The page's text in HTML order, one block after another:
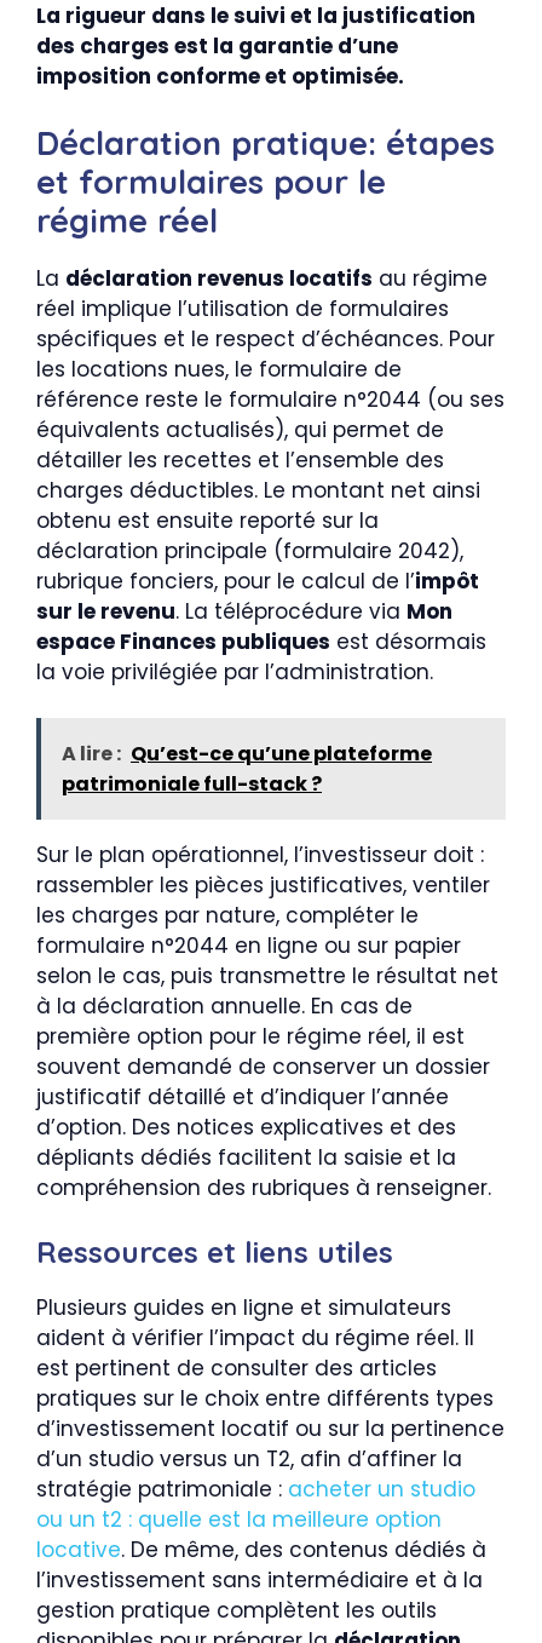
La rigueur dans le suivi et la justification
des charges est la garantie d’une
imposition conforme et optimisée.
Déclaration pratique: étapes
et formulaires pour le
régime réel
La déclaration revenus locatifs au régime
réel implique l’utilisation de formulaires
spécifiques et le respect d’échéances. Pour
les locations nues, le formulaire de
référence reste le formulaire n°2044 (ou ses
équivalents actualisés), qui permet de
détailler les recettes et l’ensemble des
charges déductibles. Le montant net ainsi
obtenu est ensuite reporté sur la
déclaration principale (formulaire 2042),
rubrique fonciers, pour le calcul de l’impôt
sur le revenu. La téléprocédure via Mon
espace Finances publiques est désormais
la voie privilégiée par l’administration.
A lire : Qu’est-ce qu’une plateforme
patrimoniale full-stack ?
Sur le plan opérationnel, l’investisseur doit :
rassembler les pièces justificatives, ventiler
les charges par nature, compléter le
formulaire n°2044 en ligne ou sur papier
selon le cas, puis transmettre le résultat net
à la déclaration annuelle. En cas de
première option pour le régime réel, il est
souvent demandé de conserver un dossier
justificatif détaillé et d’indiquer l’année
d’option. Des notices explicatives et des
dépliants dédiés facilitent la saisie et la
compréhension des rubriques à renseigner.
Ressources et liens utiles
Plusieurs guides en ligne et simulateurs
aident à vérifier l’impact du régime réel. Il
est pertinent de consulter des articles
pratiques sur le choix entre différents types
d’investissement locatif ou sur la pertinence
d’un studio versus un T2, afin d’affiner la
stratégie patrimoniale : acheter un studio
ou un t2 : quelle est la meilleure option
locative. De même, des contenus dédiés à
l’investissement sans intermédiaire et à la
gestion pratique complètent les outils